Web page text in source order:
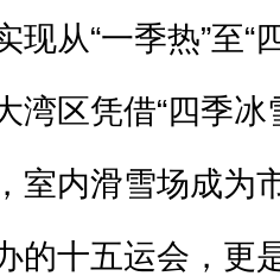
现从“一季热”至
湾区凭借“四季
室内滑雪场成为
的十五运会，更